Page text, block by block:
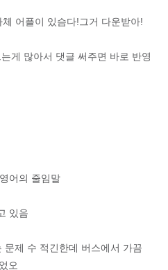
어플이 있슴다!그거 다운받아!
게 많아서 댓글 써주면 바로 반영
어의 줄임말
있음
제 수 적긴한데 버스에서 가끔
오